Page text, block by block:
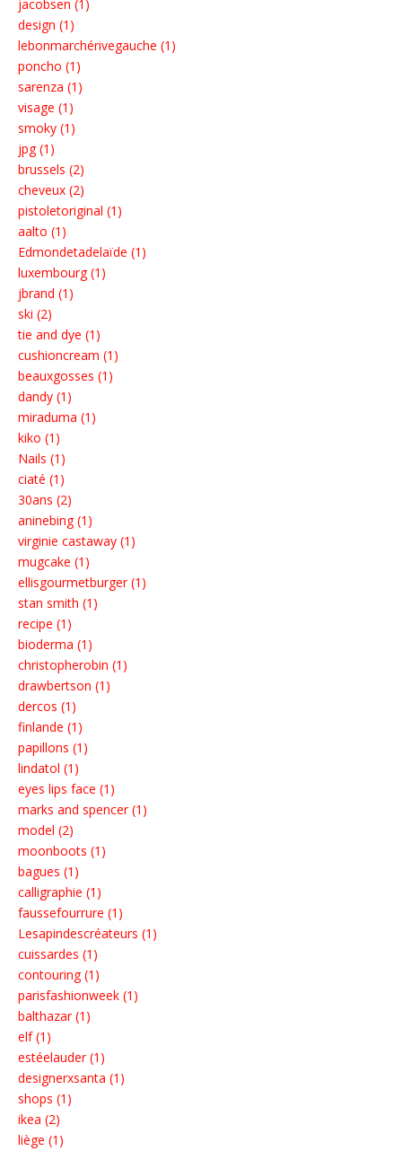
jacobsen (1)
design (1)
lebonmarchérivegauche (1)
poncho (1)
sarenza (1)
visage (1)
smoky (1)
jpg (1)
brussels (2)
cheveux (2)
pistoletoriginal (1)
aalto (1)
Edmondetadelaïde (1)
luxembourg (1)
jbrand (1)
ski (2)
tie and dye (1)
cushioncream (1)
beauxgosses (1)
dandy (1)
miraduma (1)
kiko (1)
Nails (1)
ciaté (1)
30ans (2)
aninebing (1)
virginie castaway (1)
mugcake (1)
ellisgourmetburger (1)
stan smith (1)
recipe (1)
bioderma (1)
christopherobin (1)
drawbertson (1)
dercos (1)
finlande (1)
papillons (1)
lindatol (1)
eyes lips face (1)
marks and spencer (1)
model (2)
moonboots (1)
bagues (1)
calligraphie (1)
faussefourrure (1)
Lesapindescréateurs (1)
cuissardes (1)
contouring (1)
parisfashionweek (1)
balthazar (1)
elf (1)
estéelauder (1)
designerxsanta (1)
shops (1)
ikea (2)
liège (1)